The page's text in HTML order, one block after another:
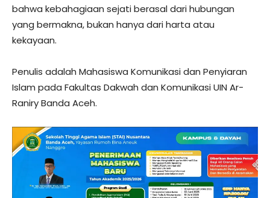
bahwa kebahagiaan sejati berasal dari hubungan
yang bermakna, bukan hanya dari harta atau
kekayaan.
Penulis adalah Mahasiswa Komunikasi dan Penyiaran
Islam pada Fakultas Dakwah dan Komunikasi UIN Ar-
Raniry Banda Aceh.